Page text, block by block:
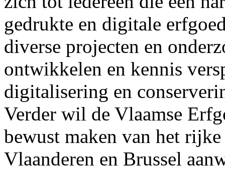
gedrukte en digitale
diverse projecten en
ontwikkelen en kennis
digitalisering en
Verder wil de Vlaamse
bewust maken van het
Vlaanderen en Brussel